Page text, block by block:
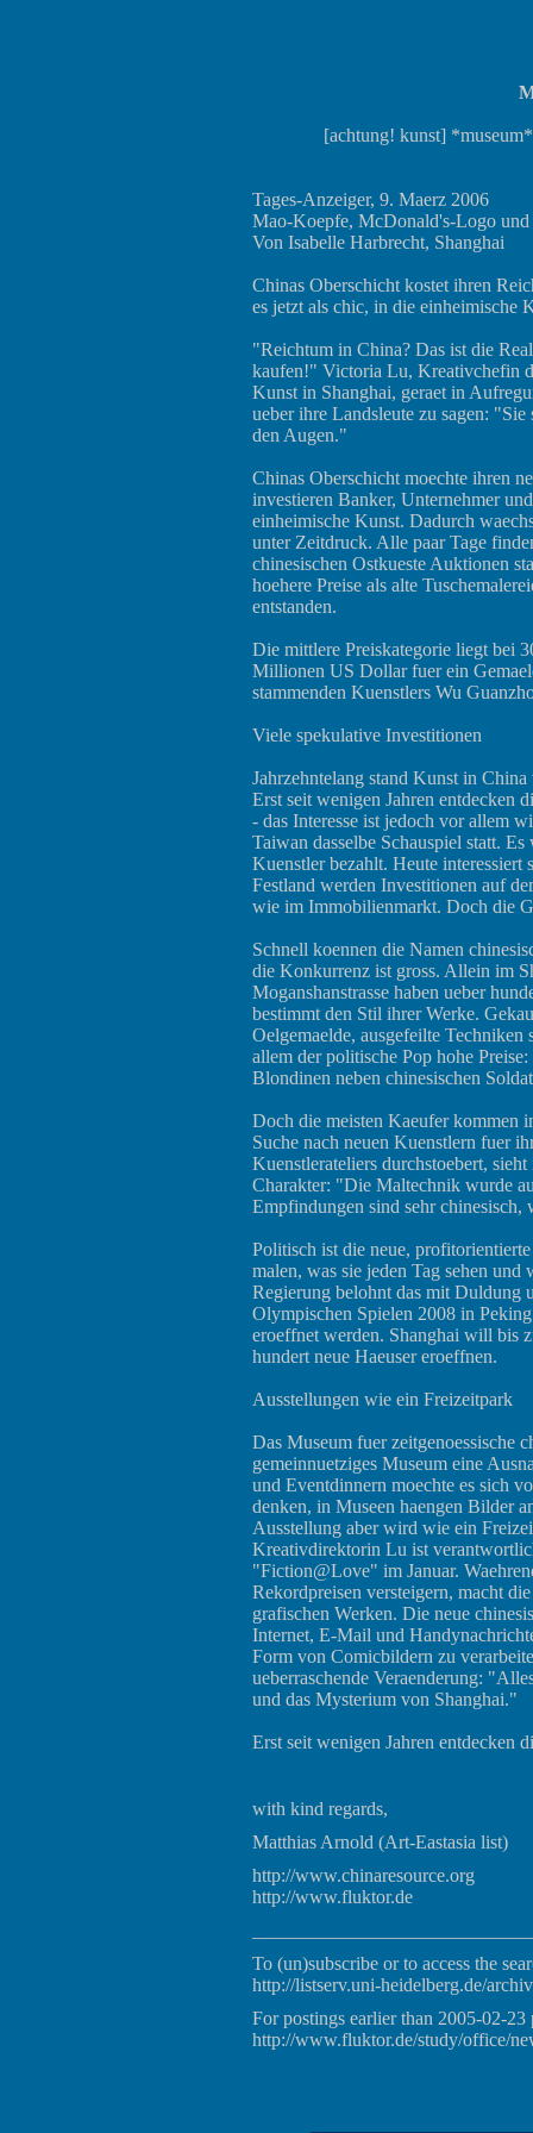
[achtung! kunst]
Tages-Anzeiger, 9. Maerz 2006
Mao-Koepfe, McDonald's-Logo
Von Isabelle Harbrecht, Shanghai
Chinas Oberschicht kostet ihren
es jetzt als chic, in die einheimische
"Reichtum in China? Das ist die
kaufen!" Victoria Lu, Kreativchefin
Kunst in Shanghai, geraet in
ueber ihre Landsleute zu sagen:
den Augen."
Chinas Oberschicht moechte ihren
investieren Banker, Unternehmer
einheimische Kunst. Dadurch
unter Zeitdruck. Alle paar Tage
chinesischen Ostkueste Auktionen
hoehere Preise als alte
entstanden.
Die mittlere Preiskategorie liegt bei
Millionen US Dollar fuer ein
stammenden Kuenstlers Wu
Viele spekulative Investitionen
Jahrzehntelang stand Kunst in
Erst seit wenigen Jahren entdecken
- das Interesse ist jedoch vor allem
Taiwan dasselbe Schauspiel statt.
Kuenstler bezahlt. Heute
Festland werden Investitionen auf
wie im Immobilienmarkt. Doch die
Schnell koennen die Namen
die Konkurrenz ist gross. Allein im
Moganshanstrasse haben ueber
bestimmt den Stil ihrer Werke.
Oelgemaelde, ausgefeilte
allem der politische Pop hohe
Blondinen neben chinesischen
Doch die meisten Kaeufer kommen
Suche nach neuen Kuenstlern fuer
Kuenstlerateliers durchstoebert,
Charakter: "Die Maltechnik wurde
Empfindungen sind sehr
Politisch ist die neue,
malen, was sie jeden Tag sehen
Regierung belohnt das mit Duldung
Olympischen Spielen 2008 in
eroeffnet werden. Shanghai will bis
hundert neue Haeuser eroeffnen.
Ausstellungen wie ein Freizeitpark
Das Museum fuer zeitgenoessische
gemeinnuetziges Museum eine
und Eventdinnern moechte es sich
denken, in Museen haengen Bilder
Ausstellung aber wird wie ein
Kreativdirektorin Lu ist
"Fiction@Love" im Januar.
Rekordpreisen versteigern, macht
grafischen Werken. Die neue
Internet, E-Mail und
Form von Comicbildern zu
ueberraschende Veraenderung:
und das Mysterium von Shanghai."
Erst seit wenigen Jahren entdecken
with kind regards,
Matthias Arnold (Art-Eastasia list)
http://www.chinaresource.org
http://www.fluktor.de
To (un)subscribe or to access the
http://listserv.uni-heidelberg.de/
For postings earlier than 2005-02-23
http://www.fluktor.de/study/office/